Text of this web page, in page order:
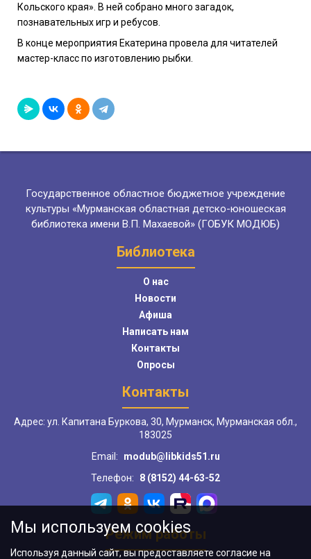
Кольского края». В ней собрано много загадок,
познавательных игр и ребусов.
В конце мероприятия Екатерина провела для читателей
мастер-класс по изготовлению рыбки.
Государственное областное бюджетное учреждение
культуры «Мурманская областная детско-юношеская
библиотека имени В.П. Махаевой» (ГОБУК МОДЮБ)
Библиотека
О нас
Новости
Афиша
Написать нам
Контакты
Опросы
Контакты
Адрес: ул. Капитана Буркова, 30, Мурманск, Мурманская обл.,
183025
Email:
modub@libkids51.ru
Телефон:
8 (8152) 44-63-52
Режим работы
Мы используем cookies
Используя данный сайт, вы предоставляете согласие на